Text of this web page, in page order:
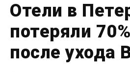
Отели в
потеряли
после ухода